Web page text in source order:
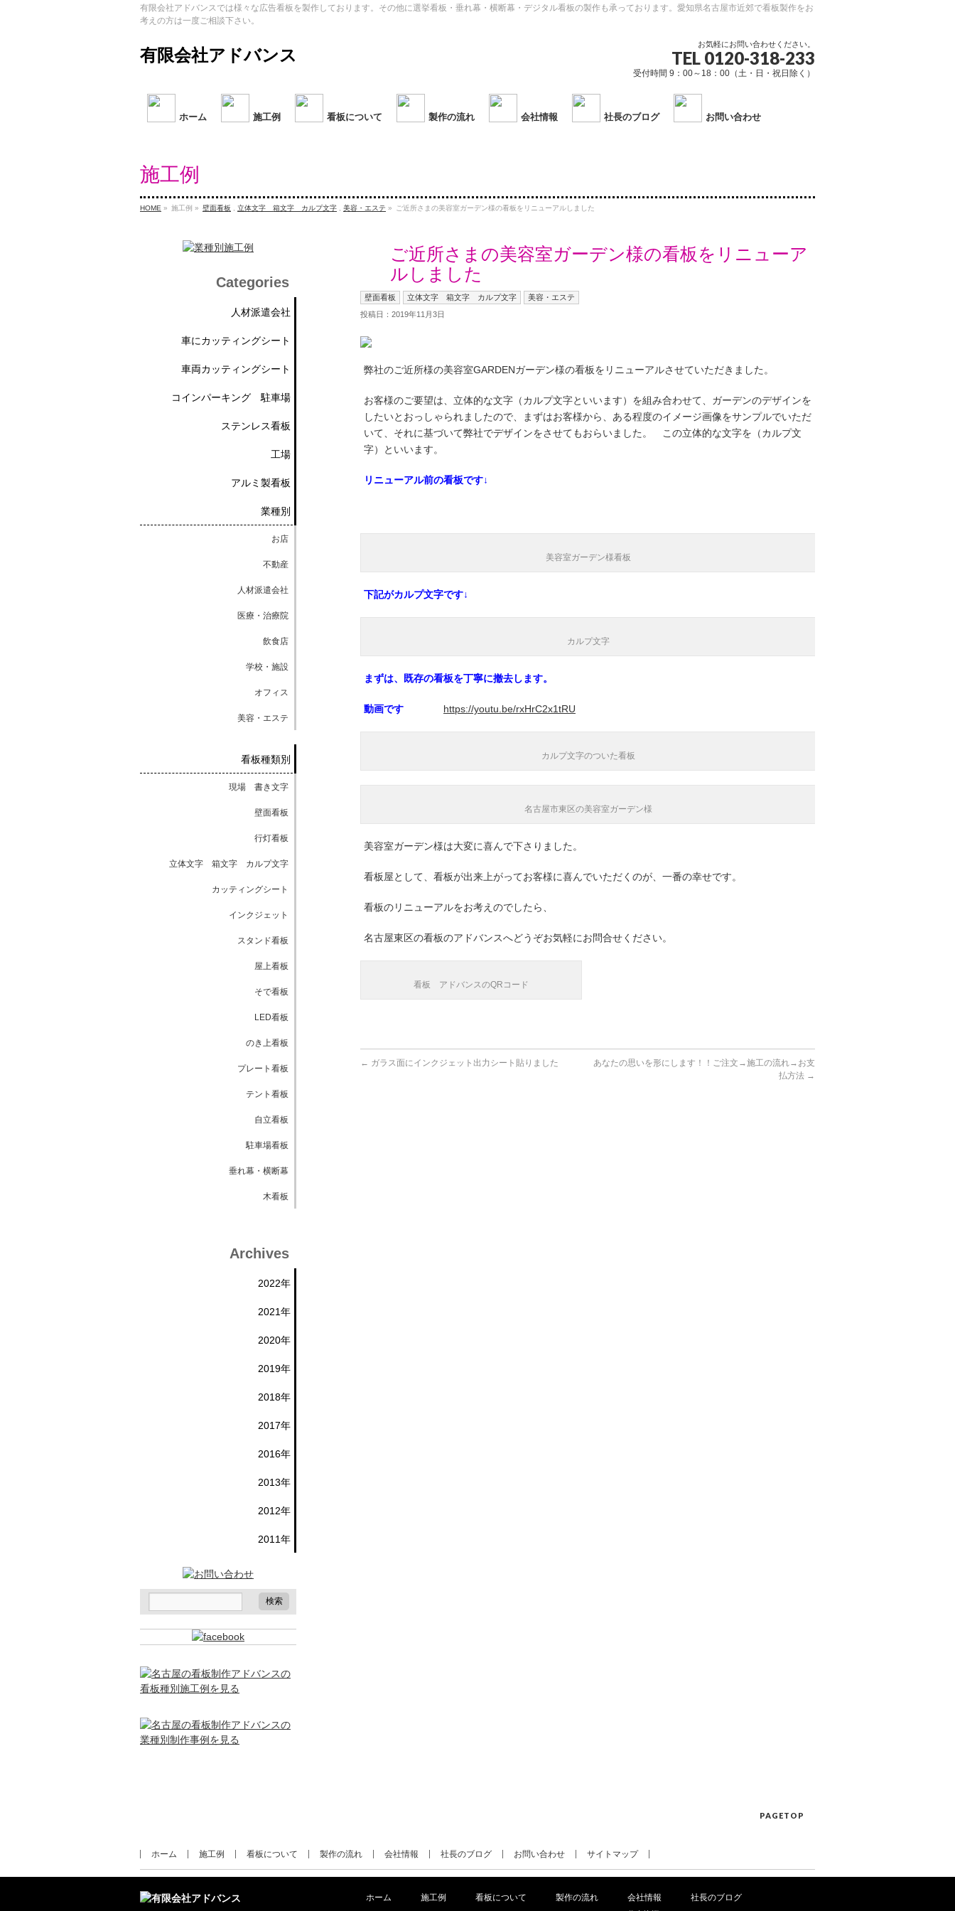
有限会社アドバンスでは様々な広告看板を製作しております。その他に選挙看板・垂れ幕・横断幕・デジタル看板の製作も承っております。愛知県名古屋市近郊で看板製作をお
考えの方は一度ご相談下さい。
有限会社アドバンス
お気軽にお問い合わせください。
TEL 0120-318-233
受付時間 9：00～18：00（土・日・祝日除く）
ホーム 施工例 看板について 製作の流れ 会社情報 社長のブログ お問い合わせ
施工例
HOME » 施工例 » 壁面看板 立体文字 箱文字 カルプ文字 美容・エステ » ご近所さまの美容室ガーデン様の看板をリニューアルしました
ご近所さまの美容室ガーデン様の看板をリニューア
ルしました
壁面看板 立体文字 箱文字 カルプ文字
美容・エステ
投稿日：2019年11月3日
弊社のご近所様の美容室GARDENガーデン様の看板をリニューアルさせていただきました。
お客様のご要望は、立体的な文字（カルプ文字といいます）を組み合わせて、ガーデンのデザインを
したいとおっしゃられましたので、まずはお客様から、ある程度のイメージ画像をサンプルでいただ
いて、それに基づいて弊社でデザインをさせてもおらいました。 この立体的な文字を（カルプ文
字）といいます。
リニューアル前の看板です↓
美容室ガーデン様看板
下記がカルプ文字です↓
カルプ文字
まずは、既存の看板を丁寧に撤去します。
動画です https://youtu.be/rxHrC2x1tRU
カルプ文字のついた看板
名古屋市東区の美容室ガーデン様
美容室ガーデン様は大変に喜んで下さりました。
看板屋として、看板が出来上がってお客様に喜んでいただくのが、一番の幸せです。
看板のリニューアルをお考えのでしたら、
名古屋東区の看板のアドバンスへどうぞお気軽にお問合せください。
看板 アドバンスのQRコード
← ガラス面にインクジェット出力シート貼りました
あなたの思いを形にします！！ご注文→施工の流れ→お支
払方法 →
Categories
人材派遣会社
車にカッティングシート
車両カッティングシート
コインパーキング 駐車場
ステンレス看板
工場
アルミ製看板
業種別
お店
不動産
人材派遣会社
医療・治療院
飲食店
学校・施設
オフィス
美容・エステ
看板種類別
現場 書き文字
壁面看板
行灯看板
立体文字 箱文字 カルプ文字
カッティングシート
インクジェット
スタンド看板
屋上看板
そで看板
LED看板
のき上看板
プレート看板
テント看板
自立看板
駐車場看板
垂れ幕・横断幕
木看板
Archives
2022年
2021年
2020年
2019年
2018年
2017年
2016年
2013年
2012年
2011年
PAGETOP
ホーム 施工例 看板について 製作の流れ 会社情報 社長のブログ お問い合わせ サイトマップ
ホーム 施工例 看板について 製作の流れ 会社情報 社長のブログ